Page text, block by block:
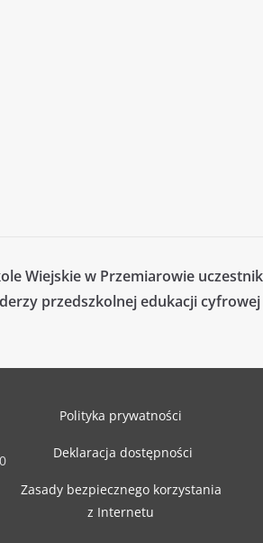
Wiejskie w Przemiarowie
przedszkolnej edukacji cyfrowej
Polityka prywatności
Deklaracja dostępności
Zasady bezpiecznego korzystania
z Internetu